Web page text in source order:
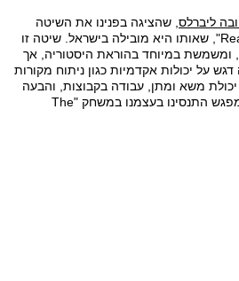
ליברלס , שהציגה בפנינו את השיטה
שיטה זו
במיוחד בהוראת היסטוריה, אך
על יכולות אקדמיות כגון ניתוח מקורות
יכולת משא ומתן, עבודה בקבוצות, והבעה
התנסינו בעצמנו במשחק "The